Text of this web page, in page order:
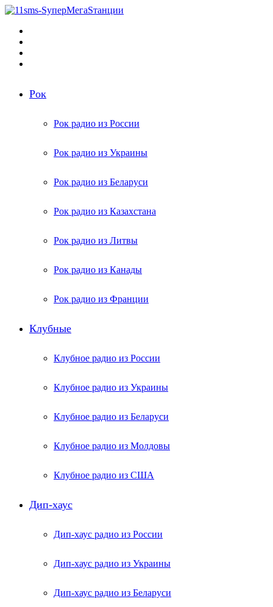
Рок
Рок радио из России
Рок радио из Украины
Рок радио из Беларуси
Рок радио из Казахстана
Рок радио из Литвы
Рок радио из Канады
Рок радио из Франции
Клубные
Клубное радио из России
Клубное радио из Украины
Клубное радио из Беларуси
Клубное радио из Молдовы
Клубное радио из США
Дип-хаус
Дип-хаус радио из России
Дип-хаус радио из Украины
Дип-хаус радио из Беларуси